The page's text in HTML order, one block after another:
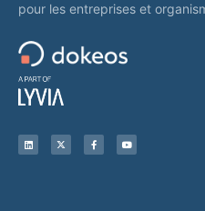
pour les entreprises et